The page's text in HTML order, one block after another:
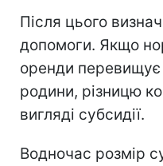
Після цього
допомоги. Якщо
оренди перевищує
родини, різницю
вигляді субсидії.
Водночас розмір